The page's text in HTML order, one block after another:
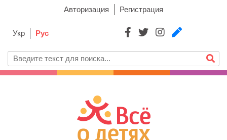
Авторизация Регистрация
Укр Рус